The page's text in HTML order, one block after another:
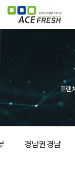
프랜
경남권 경남